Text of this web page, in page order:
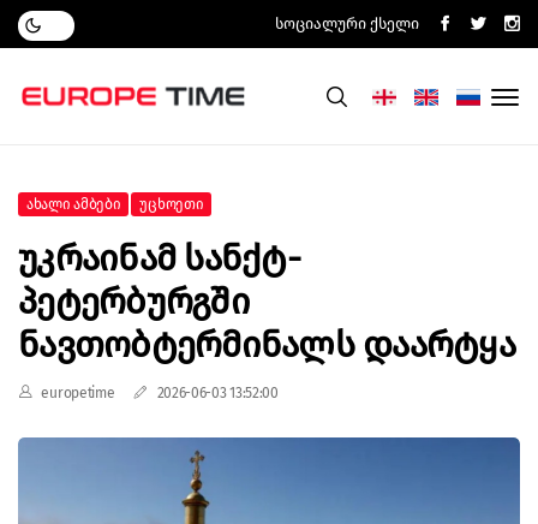
Სოციალური Ქსელი
Ახალი Ამბები Უცხოეთი
Უკრაინამ Სანქტ-
Პეტერბურგში
Ნავთობტერმინალს Დაარტყა
europetime 2026-06-03 13:52:00